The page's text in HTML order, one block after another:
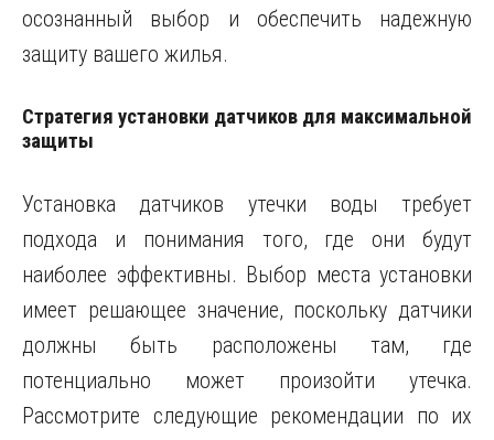
осознанный выбор и обеспечить надежную
защиту вашего жилья.
Стратегия установки датчиков для максимальной
защиты
Установка датчиков утечки воды требует
подхода и понимания того, где они будут
наиболее эффективны. Выбор места установки
имеет решающее значение, поскольку датчики
должны быть расположены там, где
потенциально может произойти утечка.
Рассмотрите следующие рекомендации по их